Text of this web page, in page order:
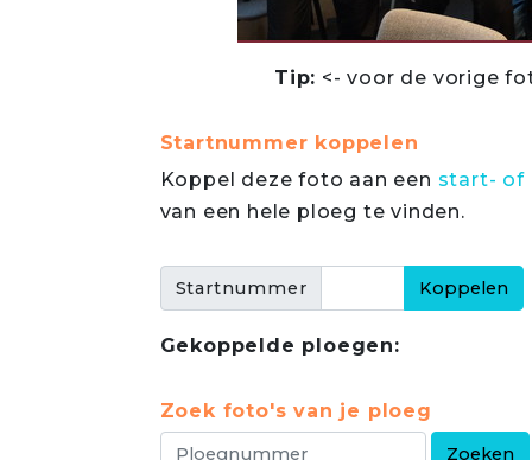
Tip: <- voor de vorige
Startnummer koppelen
Koppel deze foto aan een start- of
van een hele ploeg te vinden.
Startnummer
Gekoppelde ploegen:
Zoek foto's van je ploeg